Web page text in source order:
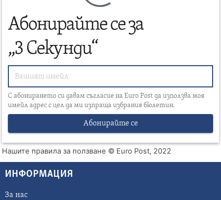
Абонирайте се за
„3 Секунди“
С абонирането си давам съгласие на Euro Post да използва моя
имейл адрес с цел да ми изпраща избрания бюлетин.
Абонирайте се
Нашите правила за ползване © Euro Post, 2022
ИНФОРМАЦИЯ
За нас